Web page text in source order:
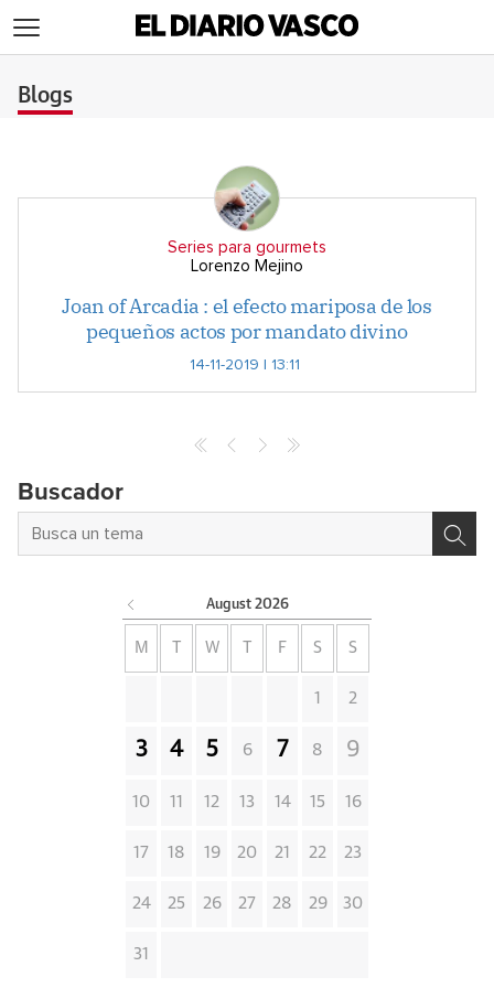
Blogs
Series para gourmets
Lorenzo Mejino
Joan of Arcadia : el efecto mariposa de los
pequeños actos por mandato divino
14-11-2019 | 13:11
Buscador
August 2026
M W F S S
1 2
3 4 5 6 7 8 9
10 11 12 13 14 15 16
17 18 19 20 21 22 23
24 25 26 27 28 29 30
31